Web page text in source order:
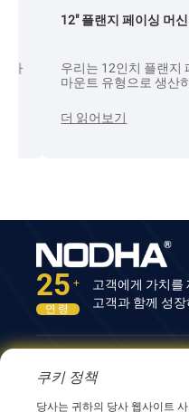
12″ 플랜지 페이싱 머신 생
우리는 12인치 플랜지 페
마운트 유형으로 생산하
더 읽어보기
25 +
연령
고객에게 가치를
고객과 함께 성장
문의하기
12nd Building, No.9
쿠키 정책
당사는 귀하의 당사 웹사이트